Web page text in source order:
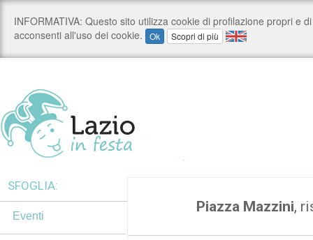
Piazza Mazzini,
SFOGLIA:
Eventi